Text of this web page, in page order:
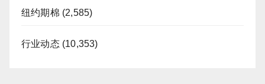
纽约期棉 (2,585)
行业动态(10,353)